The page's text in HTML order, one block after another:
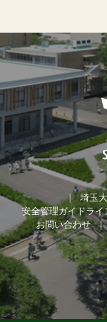
埼玉
安全管理ガイドライ
お問い合わせ